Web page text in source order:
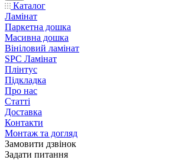
Каталог
Ламінат
Паркетна дошка
Масивна дошка
Вініловий ламінат
SPC Ламінат
Плінтус
Підкладка
Про нас
Статті
Доставка
Контакти
Монтаж та догляд
Замовити дзвінок
Задати питання